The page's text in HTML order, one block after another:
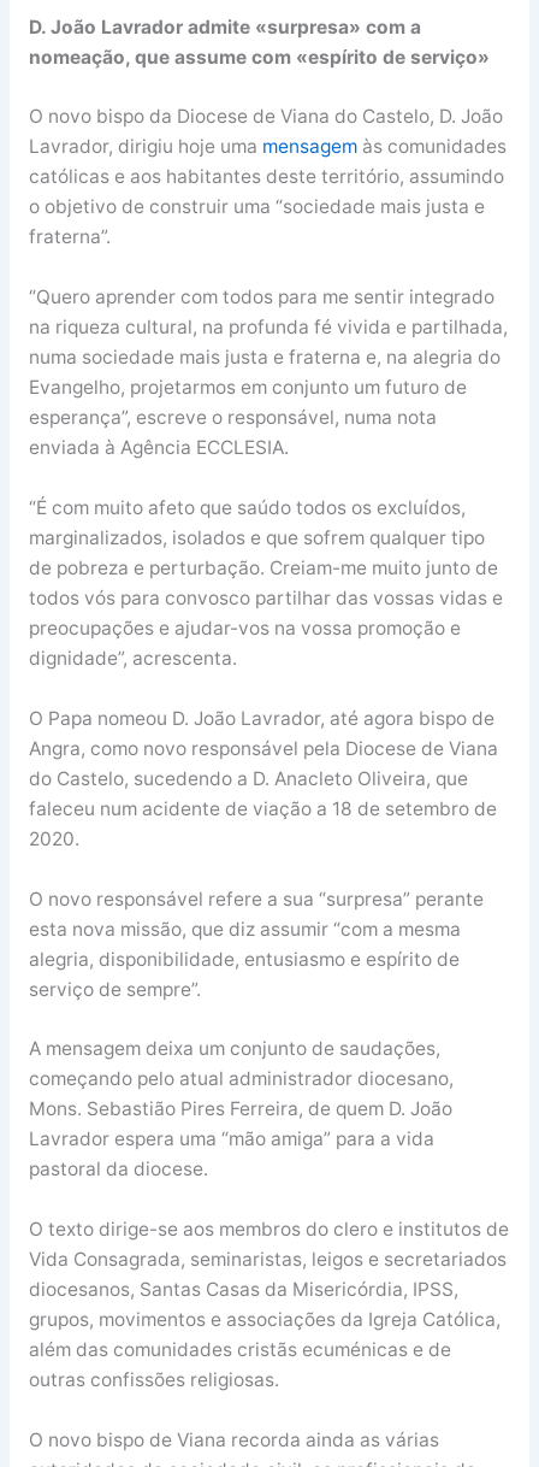
D. João Lavrador admite «surpresa» com a
nomeação, que assume com «espírito de serviço»
O novo bispo da Diocese de Viana do Castelo, D. João
Lavrador, dirigiu hoje uma mensagemàs comunidades
católicas e aos habitantes deste território, assumindo
o objetivo de construir uma “sociedade mais justa e
fraterna”.
“Quero aprender com todos para me sentir integrado
na riqueza cultural, na profunda fé vivida e partilhada,
numa sociedade mais justa e fraterna e, na alegria do
Evangelho, projetarmos em conjunto um futuro de
esperança”, escreve o responsável, numa nota
enviada à Agência ECCLESIA.
“É com muito afeto que saúdo todos os excluídos,
marginalizados, isolados e que sofrem qualquer tipo
de pobreza e perturbação. Creiam-me muito junto de
todos vós para convosco partilhar das vossas vidas e
preocupações e ajudar-vos na vossa promoção e
dignidade”, acrescenta.
O Papa nomeou D. João Lavrador, até agora bispo de
Angra, como novo responsável pela Diocese de Viana
do Castelo, sucedendo a D. Anacleto Oliveira, que
faleceu num acidente de viação a 18 de setembro de
2020.
O novo responsável refere a sua “surpresa” perante
esta nova missão, que diz assumir “com a mesma
alegria, disponibilidade, entusiasmo e espírito de
serviço de sempre”.
A mensagem deixa um conjunto de saudações,
começando pelo atual administrador diocesano,
Mons. Sebastião Pires Ferreira, de quem D. João
Lavrador espera uma “mão amiga” para a vida
pastoral da diocese.
O texto dirige-se aos membros do clero e institutos de
Vida Consagrada, seminaristas, leigos e secretariados
diocesanos, Santas Casas da Misericórdia, IPSS,
grupos, movimentos e associações da Igreja Católica,
além das comunidades cristãs ecuménicas e de
outras confissões religiosas.
O novo bispo de Viana recorda ainda as várias